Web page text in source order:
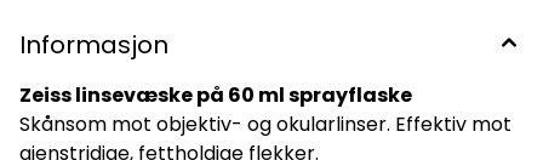
Informasjon
Zeiss linsevæske på 60 ml sprayflaske
Skånsom mot objektiv- og okularlinser. Effektiv mot
gjenstridige, fettholdige flekker.